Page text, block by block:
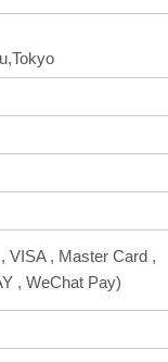
, Master Card ,
, WeChat Pay)